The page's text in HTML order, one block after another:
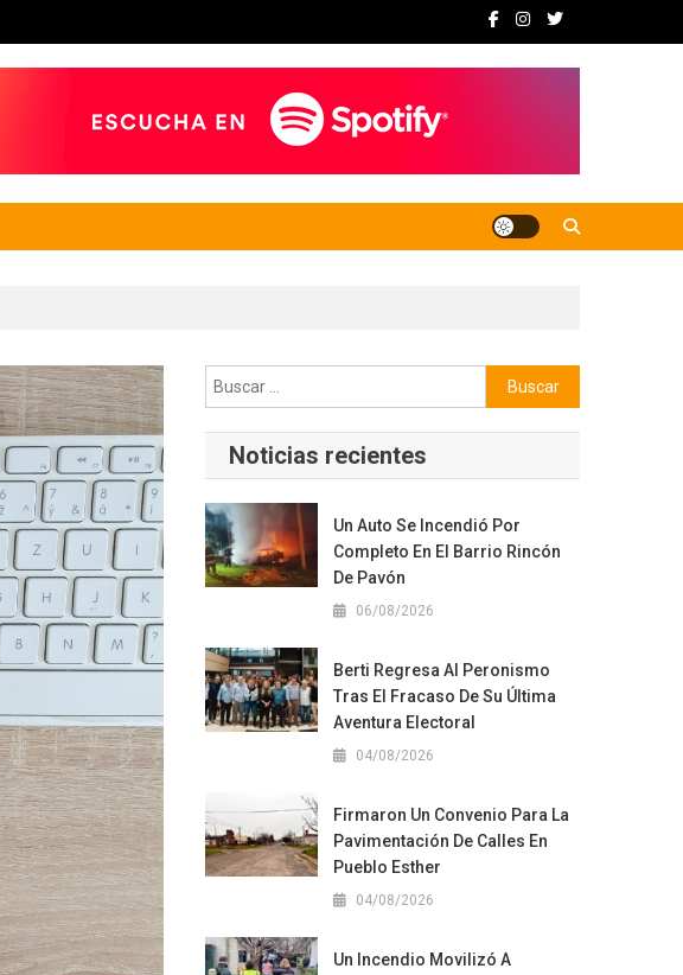
Buscar:
Noticias recientes
Un Auto Se Incendió Por
Completo En El Barrio Rincón
De Pavón
06/08/2026
Berti Regresa Al Peronismo
Tras El Fracaso De Su Última
Aventura Electoral
04/08/2026
Firmaron Un Convenio Para La
Pavimentación De Calles En
Pueblo Esther
04/08/2026
Un Incendio Movilizó A